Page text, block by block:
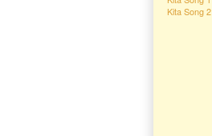
Kita Song 2